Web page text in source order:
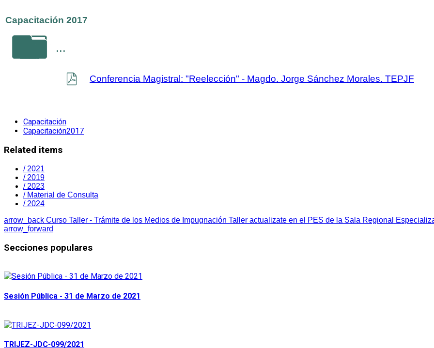
Capacitación 2017
...
Conferencia Magistral: "Reelección" - Magdo. Jorge Sánchez Morales. TEPJF
Capacitación
Capacitación2017
Related items
/ 2021
/ 2019
/ 2023
/ Material de Consulta
/ 2024
arrow_back Curso Taller - Trámite de los Medios de Impugnación Taller actualizate en el PES de la Sala Regional
arrow_forward
Secciones populares
Sesión Pública - 31 de Marzo de 2021
TRIJEZ-JDC-099/2021